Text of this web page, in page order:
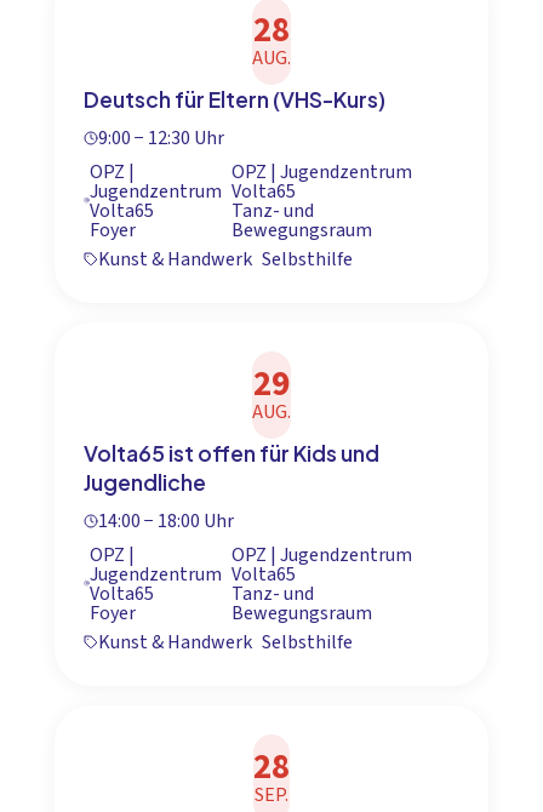
28
AUG.
Deutsch für Eltern (VHS-Kurs)
9:00 − 12:30 Uhr
OPZ |
Jugendzentrum
Volta65
Foyer
OPZ | Jugendzentrum
Volta65
Tanz- und
Bewegungsraum
Kunst & Handwerk Selbsthilfe
29
AUG.
Volta65 ist offen für Kids und
Jugendliche
14:00 − 18:00 Uhr
OPZ |
Jugendzentrum
Volta65
Foyer
OPZ | Jugendzentrum
Volta65
Tanz- und
Bewegungsraum
Kunst & Handwerk Selbsthilfe
28
SEP.